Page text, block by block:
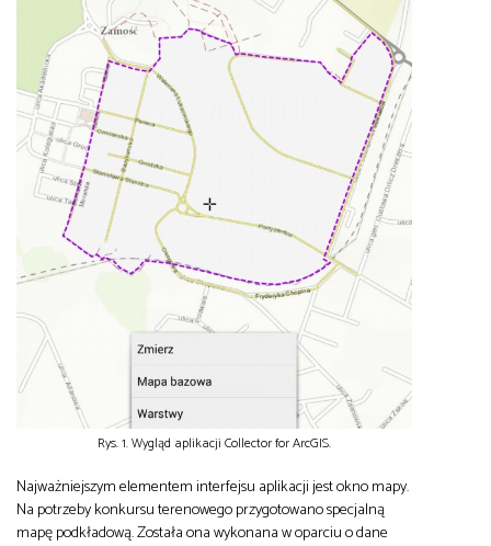
Rys. 1. Wygląd aplikacji Collector for ArcGIS.
Najważniejszym elementem interfejsu aplikacji jest okno mapy.
Na potrzeby konkursu terenowego przygotowano specjalną
mapę podkładową. Została ona wykonana w oparciu o dane